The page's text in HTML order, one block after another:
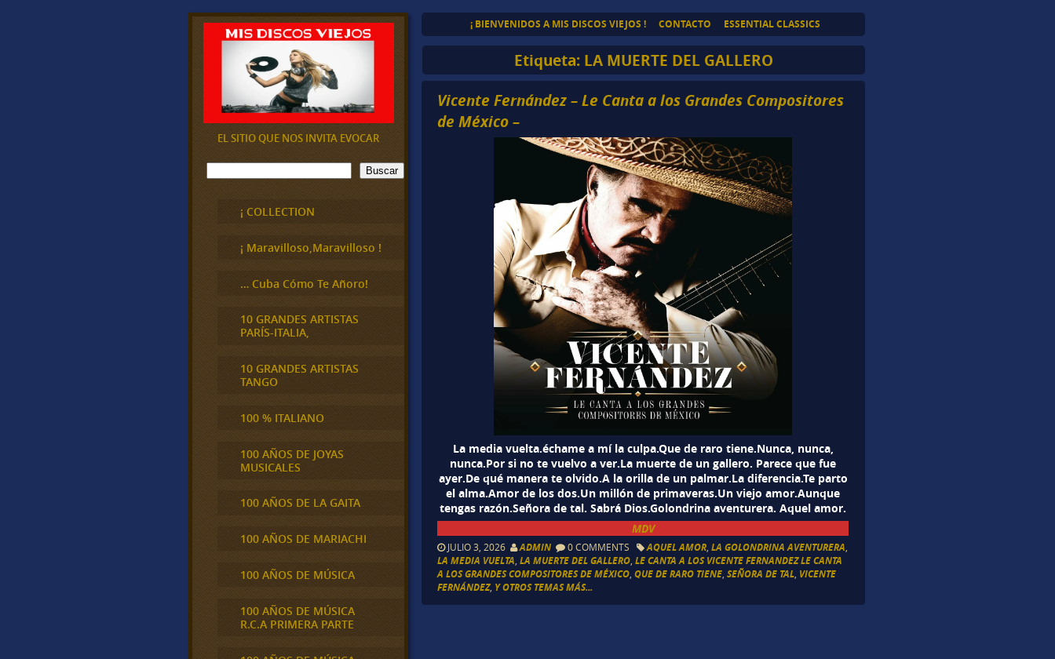
¡ BIENVENIDOS A MIS DISCOS VIEJOS ! CONTACTO ESSENTIAL CLASSICS
Etiqueta: LA MUERTE DEL GALLERO
Vicente Fernández – Le Canta a los Grandes Compositores
de México –
La media vuelta.échame a mí la culpa.Que de raro tiene.Nunca, nunca,
nunca.Por si no te vuelvo a ver.La muerte de un gallero. Parece que fue
ayer.De qué manera te olvido.A la orilla de un palmar.La diferencia.Te parto
el alma.Amor de los dos.Un millón de primaveras.Un viejo amor.Aunque
tengas razón.Señora de tal. Sabrá Dios.Golondrina aventurera. Aquel amor.
MDV
JULIO 3, 2026 ADMIN 0 COMMENTS AQUEL AMOR,LA GOLONDRINA AVENTURERA,
LA MEDIA VUELTA,LA MUERTE DEL GALLERO,LE CANTA A LOS VICENTE FERNANDEZ LE CANTA
A LOS GRANDES COMPOSITORES DE MÉXICO,QUE DE RARO TIENE,SEÑORA DE TAL, VICENTE
FERNÁNDEZ, Y OTROS TEMAS MÁS...
EL SITIO QUE NOS INVITA EVOCAR
B
u
Buscar
¡ COLLECTION
¡ Maravilloso,Maravilloso !
… Cuba Cómo Te Añoro!
10 GRANDES ARTISTAS
PARÍS-ITALIA,
10 GRANDES ARTISTAS
TANGO
100 % ITALIANO
100 AÑOS DE JOYAS
MUSICALES
100 AÑOS DE LA GAITA
100 AÑOS DE MARIACHI
100 AÑOS DE MÚSICA
100 AÑOS DE MÚSICA
R.C.A PRIMERA PARTE